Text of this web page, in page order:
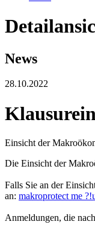
News
28.10.2022
Einsicht der
Die Einsicht der
Falls Sie an der
an: makroprotect me ?!
Anmeldungen, die